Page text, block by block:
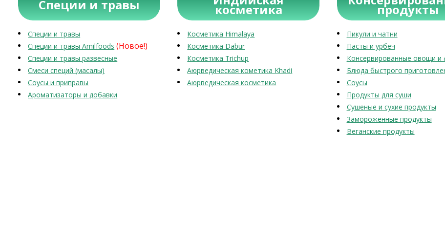
Специи и травы
Специи и травы
Специи и травы Amilfoods (Новое!)
Специи и травы развесные
Смеси специй (масалы)
Соусы и приправы
Ароматизаторы и добавки
косметика
Косметика Himalaya
Косметика Dabur
Косметика Trichup
Аюрведическая кометика Khadi
Аюрведическая косметика
продукты
Пикули и чатни
Пасты и урбеч
Консервированные овощи и
Блюда быстрого
Соусы
Продукты для суши
Сушеные и сухие продукты
Замороженные продукты
Веганские продукты